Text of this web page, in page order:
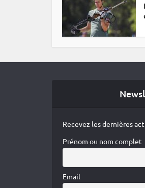
Recevez les dernières
Prénom ou nom complet
Email